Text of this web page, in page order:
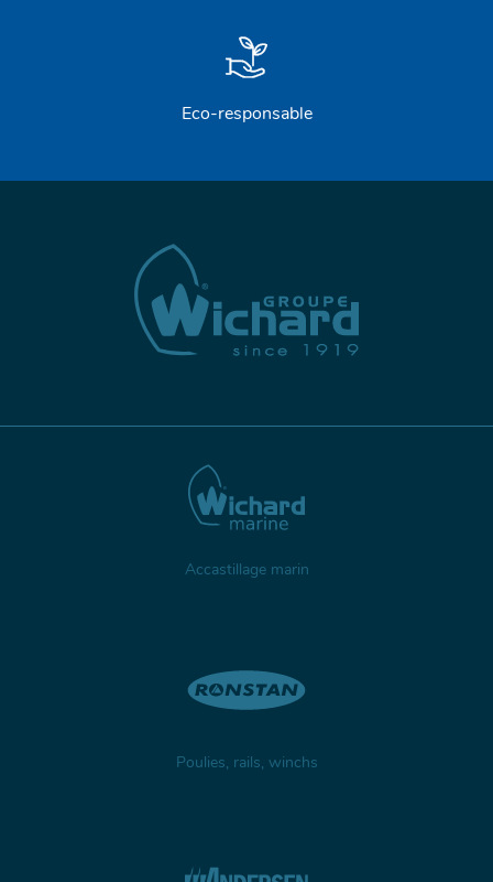
Eco-responsable
Accastillage marin
Poulies, rails, winchs